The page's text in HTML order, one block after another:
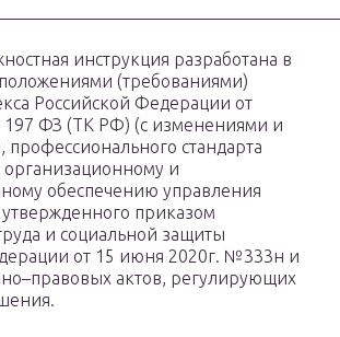
инструкция разработана в
положениями (требованиями)
Российской Федерации от
197 ФЗ (ТК РФ) (с изменениями и
стандарта
организационному и
обеспечению управления
приказом
и социальной защиты
от 15 июня 2020г. №333н и
актов, регулирующих